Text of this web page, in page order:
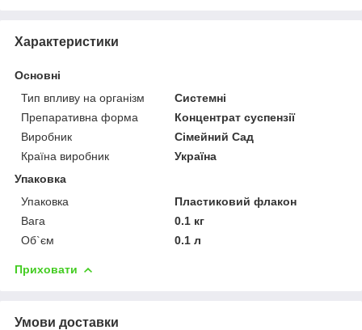
Характеристики
Основні
Тип впливу на організм
Системні
Препаративна форма
Концентрат суспензії
Виробник
Сімейний Сад
Країна виробник
Україна
Упаковка
Упаковка
Пластиковий флакон
Вага
0.1 кг
Об`єм
0.1 л
Приховати
Умови доставки